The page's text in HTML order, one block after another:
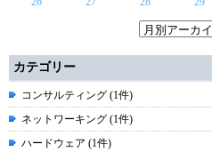
カテゴリー
コンサルティング (1件)
ネットワーキング (1件)
ハードウェア (1件)